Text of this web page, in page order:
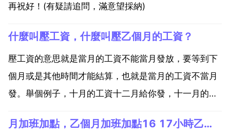
再祝好！(有疑請追問，滿意望採納)
什麼叫壓工資，什麼叫壓乙個月的工資？
壓工資的意思就是當月的工資不能當月發放，要等到下
個月或是其他時間才能結算，也就是當月的工資不當月
發。舉個例子，十月的工資十二月給你發，十一月的工
拖了兩個月。付費內容限時免費檢視 回答是指雇主或者
月加班加點，乙個月加班加點16 17小時乙個月工資也就7000左右，女朋友天天什麼都不做天天玩，在家玩電腦遊戲